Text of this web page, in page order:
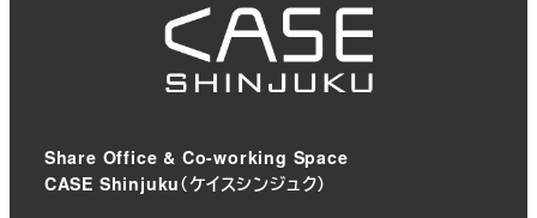
Share Office & Co-working Space
CASE Shinjuku（ケイスシンジュク）